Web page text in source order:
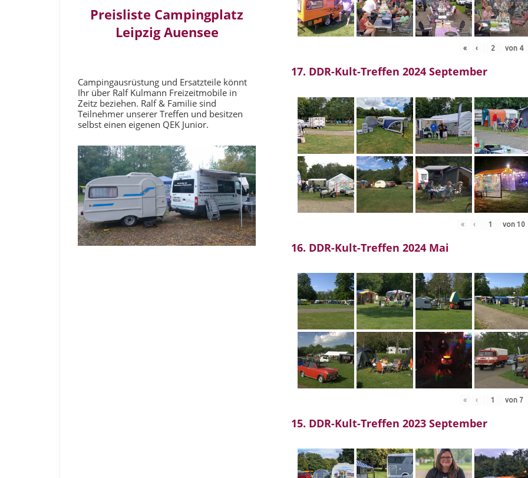
« ‹ von 4
17. DDR-Kult-Treffen 2024 September
« ‹ von10
16. DDR-Kult-Treffen 2024 Mai
« ‹ von 7
15. DDR-Kult-Treffen 2023 September
Preisliste Campingplatz
Leipzig Auensee
Campingausrüstung und Ersatzteile könnt
Ihr über Ralf Kulmann Freizeitmobile in
Zeitz beziehen. Ralf & Familie sind
Teilnehmer unserer Treffen und besitzen
selbst einen eigenen QEK Junior.